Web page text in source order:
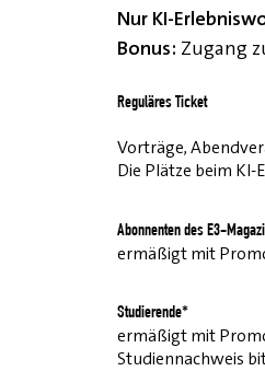
Nur KI-
Bonus: Zugang
Reguläres Ticket
Vorträge,
Die Plätze beim
Abonnenten des E3-
ermäßigt mit
Studierende*
ermäßigt mit
Studiennachweis